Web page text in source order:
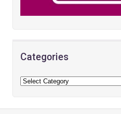
Categories